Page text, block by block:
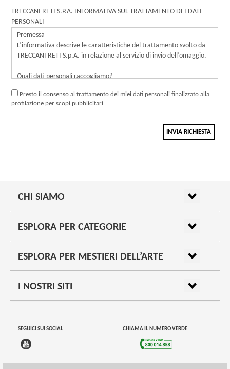
TRECCANI RETI S.P.A. INFORMATIVA SUL TRATTAMENTO DEI DATI
PERSONALI
Presto il consenso al trattamento dei miei dati personali finalizzato alla
profilazione per scopi pubblicitari
INVIA RICHIESTA
CHI SIAMO
ESPLORA PER CATEGORIE
ESPLORA PER MESTIERI DELL’ARTE
I NOSTRI SITI
SEGUICI SUI SOCIAL CHIAMA IL NUMERO VERDE